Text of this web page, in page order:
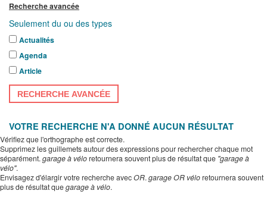
Recherche avancée
Seulement du ou des types
Actualités
Agenda
Article
RECHERCHE AVANCÉE
VOTRE RECHERCHE N'A DONNÉ AUCUN RÉSULTAT
Vérifiez que l'orthographe est correcte.
Supprimez les guillemets autour des expressions pour rechercher chaque mot
séparément. garage à véloretournera souvent plus de résultat que "garage à
vélo".
Envisagez d'élargir votre recherche avecOR. garage OR véloretournera souvent
plus de résultat quegarage à vélo.